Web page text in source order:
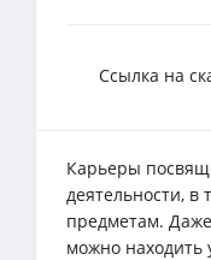
Ссылка на
Карьеры
деятельности,
предметам.
можно находить